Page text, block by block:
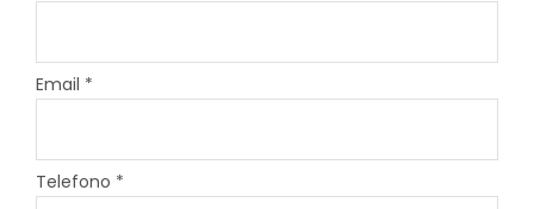
Email *
Telefono *